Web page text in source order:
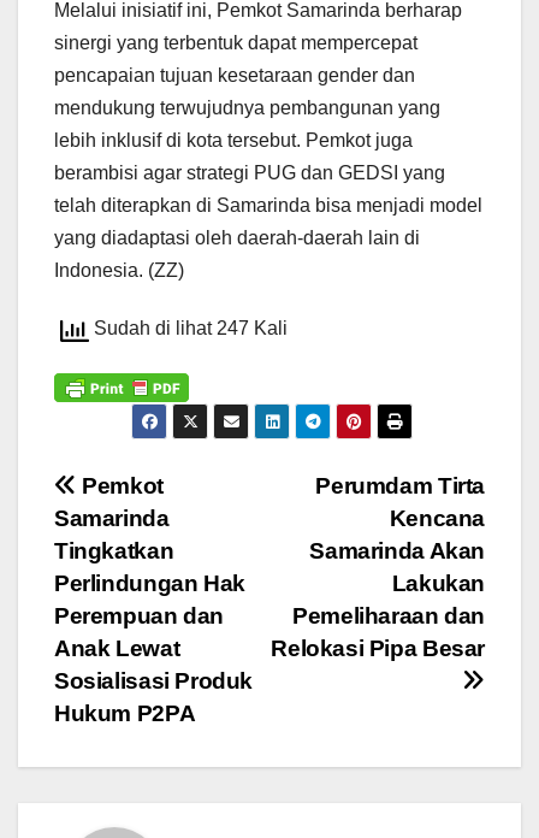
Melalui inisiatif ini, Pemkot Samarinda berharap
sinergi yang terbentuk dapat mempercepat
pencapaian tujuan kesetaraan gender dan
mendukung terwujudnya pembangunan yang
lebih inklusif di kota tersebut. Pemkot juga
berambisi agar strategi PUG dan GEDSI yang
telah diterapkan di Samarinda bisa menjadi model
yang diadaptasi oleh daerah-daerah lain di
Indonesia. (ZZ)
Sudah di lihat 247 Kali
Navigasi
pos
Perumdam Tirta
Kencana
Samarinda Akan
Lakukan
Pemeliharaan dan
Relokasi Pipa Besar
Pemkot
Samarinda
Tingkatkan
Perlindungan Hak
Perempuan dan
Anak Lewat
Sosialisasi Produk
Hukum P2PA